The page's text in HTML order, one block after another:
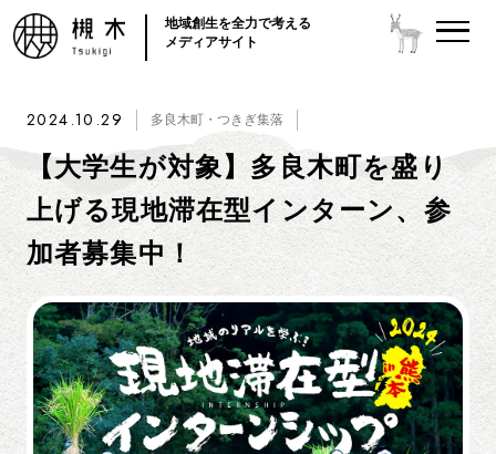
地域創生を全力で考える
メディアサイト
2024.10.29 多良木町・つきぎ集落
【大学生が対象】多良木町を盛り
上げる現地滞在型インターン、参
加者募集中！